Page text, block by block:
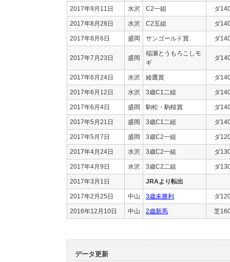
2017年9月11日 水沢 C2一組 ダ
2017年8月28日 水沢 C2五組 ダ
2017年8月6日 盛岡 サンゴールド賞 ダ
2017年7月23日 盛岡
稲瀬とうもろこしモ
ギ
ダ
2017年6月24日 水沢 綾鷹賞 ダ
2017年6月12日 水沢 3歳C1二組 ダ
2017年6月4日 盛岡 駒松・駒桜賞 ダ
2017年5月21日 盛岡 3歳C1二組 ダ
2017年5月7日 盛岡 3歳C2一組 ダ
2017年4月24日 水沢 3歳C2一組 ダ
2017年4月9日 水沢 3歳C2二組 ダ
2017年3月1日 JRAより転出
2017年2月25日 中山 3歳未勝利 ダ
2016年12月10日 中山 2歳新馬 芝
データ更新